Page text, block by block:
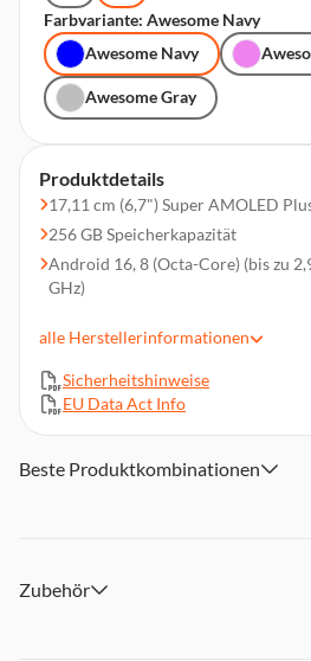
Produktdetails
17,11 cm (6,7") Super AMOLED
256 GB Speicherkapazität
Android 16, 8 (Octa-Core) (bis zu
GHz)
UHD-Videoaufnahme
8 GB Arbeitsspeicher
Wi-Fi 6E, Bluetooth 6.0, NFC,GPS,
Dual-SIM (SIM + SIM oder SIM +
alle Herstellerinformationen
Sicherheitshinweise
EU Data Act Info
Farbvariante: Awesome Navy
Awesome Navy
Awesome Gray
Beste Produktkombinationen
Zubehör